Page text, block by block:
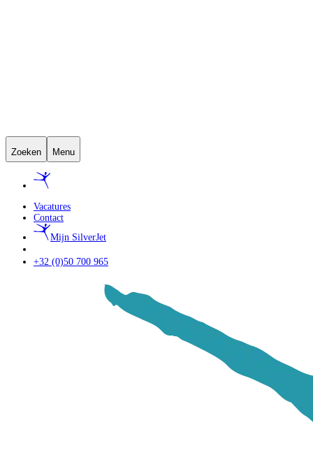
Zoeken Menu
Vacatures
Contact
Mijn SilverJet
+32 (0)50 700 965